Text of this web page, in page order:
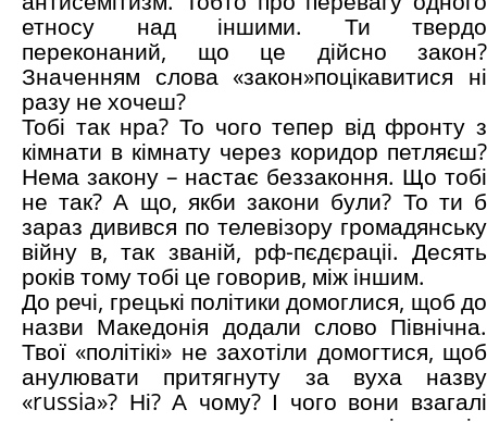
етносу над іншими. Ти твердо
переконаний, що це дійсно закон?
Значенням слова «закон»поцікавитися ні
разу не хочеш?
Тобі так нра? То чого тепер від фронту з
кімнати в кімнату через коридор петляєш?
Нема закону – настає беззаконня. Що тобі
не так? А що, якби закони були? То ти б
зараз дивився по телевізору громадянську
війну в, так званій, рф-пєдєраціі. Десять
років тому тобі це говорив, між іншим.
До речі, грецькі політики домоглися, щоб до
назви Македонія додали слово Північна.
Твої «політікі» не захотіли домогтися, щоб
анулювати притягнуту за вуха назву
«russia»? Ні? А чому? І чого вони взагалі